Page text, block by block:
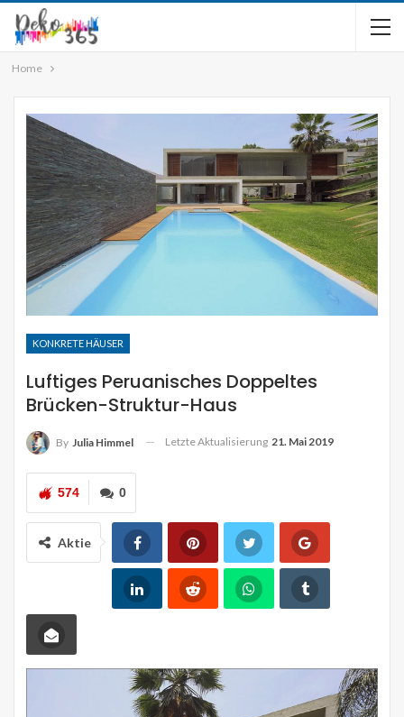
Home
KONKRETE HÄUSER
Luftiges Peruanisches Doppeltes
Brücken-Struktur-Haus
By Julia Himmel Letzte Aktualisierung 21. Mai 2019
0
574
Aktie